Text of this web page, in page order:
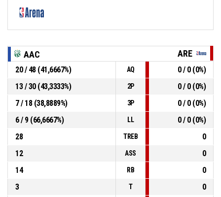
AAC ARE
20 / 48 (41,6667%) AQ
0 / 0 (0%)
13 / 30 (43,3333%)
2P
0 / 0 (0%)
7 / 18 (38,8889%)
3P
0 / 0 (0%)
6 / 9 (66,6667%)
LL
0 / 0 (0%)
28
TREB
0
12
ASS
0
14
RB
0
3
T
0